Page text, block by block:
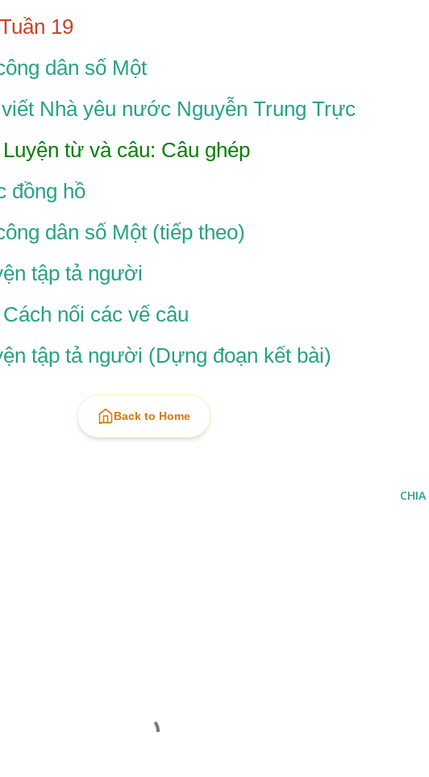
19
dân số Một
Nhà yêu nước Nguyễn Trung Trực
từ và câu: Câu ghép
đồng hồ
dân số Một (tiếp theo)
tập tả người
nối các vế câu
tập tả người (Dựng đoạn kết bài)
Back to Home
CHIA